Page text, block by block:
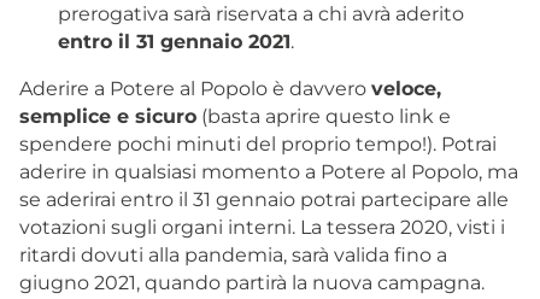
prerogativa sarà riservata a chi avrà aderito
entro il 31 gennaio 2021.
Aderire a Potere al Popolo è davvero veloce,
semplice e sicuro (basta aprire questo link e
spendere pochi minuti del proprio tempo!). Potrai
aderire in qualsiasi momento a Potere al Popolo, ma
se aderirai entro il 31 gennaio potrai partecipare alle
votazioni sugli organi interni. La tessera 2020, visti i
ritardi dovuti alla pandemia, sarà valida fino a
giugno 2021, quando partirà la nuova campagna.